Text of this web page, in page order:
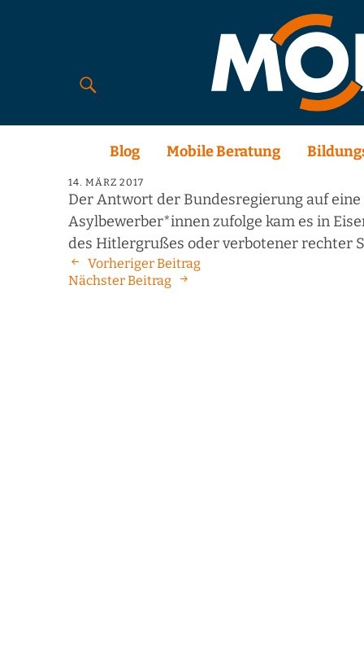
Blog Mobile Beratung
14. MÄRZ 2017
Der Antwort der Bundesregierung auf
Asylbewerber*innen zufolge kam es in
des Hitlergrußes oder verbotener rechter
Vorheriger Beitrag
Nächster Beitrag